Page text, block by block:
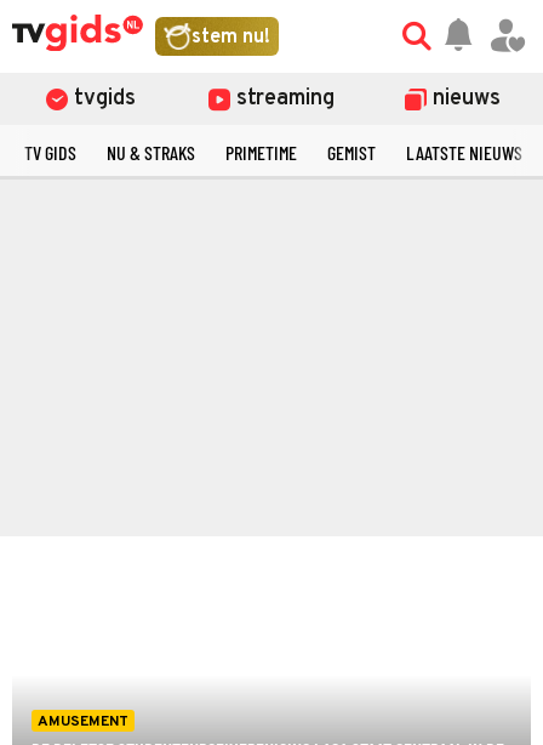
stem nu!
tvgids streaming nieuws
TV GIDS NU & STRAKS PRIMETIME GEMIST LAATSTE NIEUWS
AMUSEMENT